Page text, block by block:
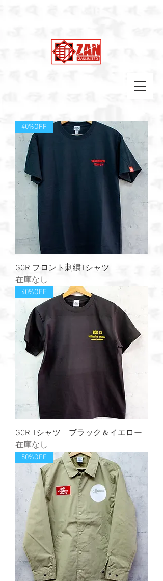
40%OFF
GCR フロント刺繍Tシャツ
在庫なし
40%OFF
GCR Tシャツ ブラック＆イエロー
在庫なし
50%OFF